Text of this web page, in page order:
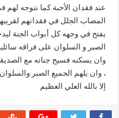
عند فقدان الأحبة كما نتوجه لهم
المصاب الجلل في فقدانهم
يفتح في وجهه كل أبواب الجنة
الصبر و السلوان على فراقه
وان يسكنه فسيح جناته مع
، وان يلهم الجميع الصبر
إلا بالله العلي العظيم